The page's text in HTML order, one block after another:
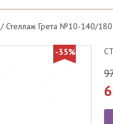
/Стеллаж Грета №10-140/180
-35%